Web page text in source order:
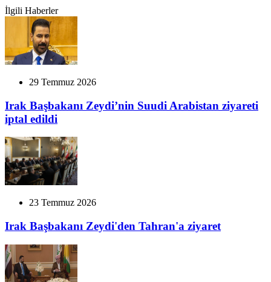
İlgili Haberler
29 Temmuz 2026
Irak Başbakanı Zeydi’nin Suudi Arabistan ziyareti
iptal edildi
23 Temmuz 2026
Irak Başbakanı Zeydi'den Tahran'a ziyaret